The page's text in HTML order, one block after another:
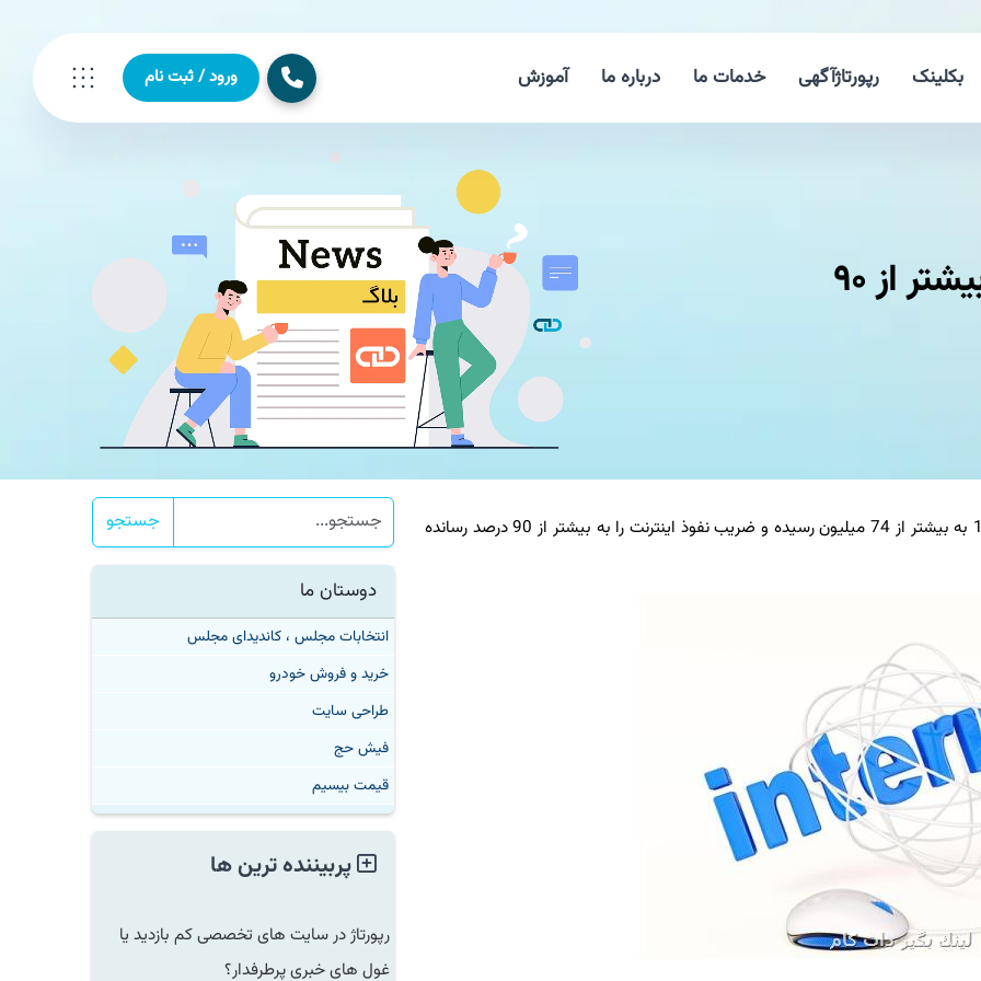
بکلینک رپورتاژآگهی خدمات ما درباره ما آموزش ورود / ثبت نام
ضریب نفوذ اینترنت در ایران بیشتر از ۹۰
لینك بگیر دات كام: تعداد مشتركان اینترنت تا آخر سال 1397 به بیشتر از 74 میلیون رسیده و ضریب نفوذ اینترنت را به بیشتر از 90 درصد رسانده جستجو
دوستان ما
انتخابات مجلس ، کاندیدای مجلس
خرید و فروش خودرو
طراحی سایت
فیش حج
قیمت بیسیم
پربیننده ترین ها
رپورتاژ در سایت های تخصصی کم بازدید یا
غول های خبری پرطرفدار؟